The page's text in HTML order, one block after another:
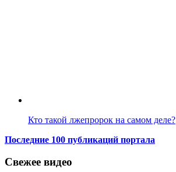
Кто такой лжепророк на самом деле?
Последние 100 публикаций портала
Свежее видео